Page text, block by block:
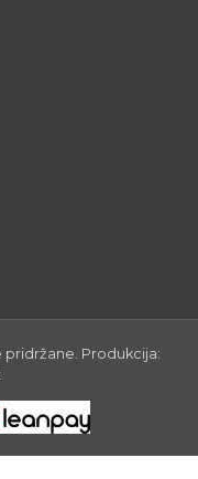
pridržane. Produkcija: